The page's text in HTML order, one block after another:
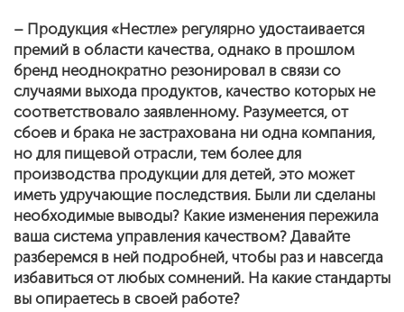
– Продукция «Нестле» регулярно удостаивается
премий в области качества, однако в прошлом
бренд неоднократно резонировал в связи со
случаями выхода продуктов, качество которых не
соответствовало заявленному. Разумеется, от
сбоев и брака не застрахована ни одна компания,
но для пищевой отрасли, тем более для
производства продукции для детей, это может
иметь удручающие последствия. Были ли сделаны
необходимые выводы? Какие изменения пережила
ваша система управления качеством? Давайте
разберемся в ней подробней, чтобы раз и навсегда
избавиться от любых сомнений. На какие стандарты
вы опираетесь в своей работе?